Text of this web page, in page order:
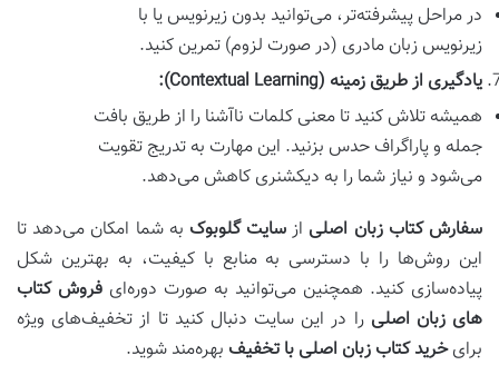
در مراحل پیشرفته‌تر، می‌توانید بدون زیرنویس یا با
زیرنویس زبان مادری (در صورت لزوم) تمرین کنید.
یادگیری از طریق زمینه (Contextual Learning):
همیشه تلاش کنید تا معنی کلمات ناآشنا را از طریق بافت
جمله و پاراگراف حدس بزنید. این مهارت به تدریج تقویت
می‌شود و نیاز شما را به دیکشنری کاهش می‌دهد.
سفارش کتاب زبان اصلی از سایت گلوبوک به شما امکان می‌دهد تا
این روش‌ها را با دسترسی به منابع با کیفیت، به بهترین شکل
پیاده‌سازی کنید. همچنین می‌توانید به صورت دوره‌ای فروش کتاب
های زبان اصلی را در این سایت دنبال کنید تا از تخفیف‌های ویژه
برایخرید کتاب زبان اصلی با تخفیف بهره‌مند شوید.